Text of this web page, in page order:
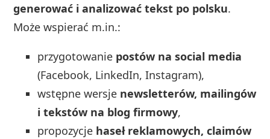
generować i analizować tekst po polsku.
Może wspierać m.in.:
przygotowanie postów na social media
(Facebook, LinkedIn, Instagram),
wstępne wersje newsletterów, mailingów
i tekstów na blog firmowy,
propozycje haseł reklamowych, claimów